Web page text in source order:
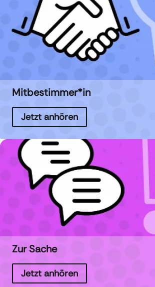
Mitbestimmer*in
Jetzt anhören
Zur Sache
Jetzt anhören